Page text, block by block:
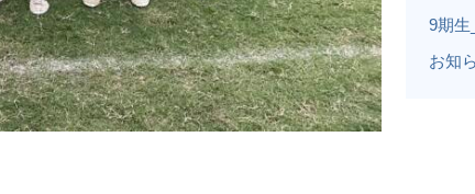
9期生
お知